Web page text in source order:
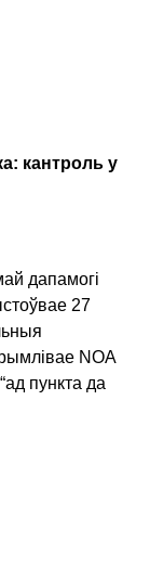
кантроль у
дапамогі
27
NOA
пункта да